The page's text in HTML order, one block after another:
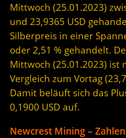
Mittwoch (25.01.2023)
und 23,9365 USD
Silberpreis in einer
oder 2,51 % gehandelt.
Mittwoch (25.01.2023) ist
Vergleich zum Vortag
Damit beläuft sich das
0,1900 USD auf.
Newcrest Mining –